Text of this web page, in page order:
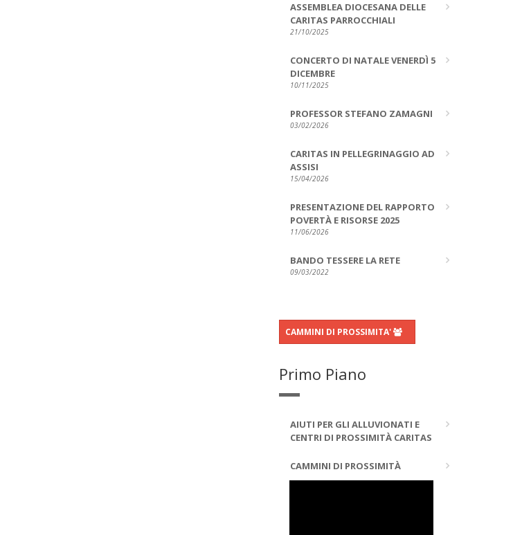
ASSEMBLEA DIOCESANA DELLE
CARITAS PARROCCHIALI
21/10/2025
CONCERTO DI NATALE VENERDÌ 5
DICEMBRE
10/11/2025
PROFESSOR STEFANO ZAMAGNI
03/02/2026
CARITAS IN PELLEGRINAGGIO AD
ASSISI
15/04/2026
PRESENTAZIONE DEL RAPPORTO
POVERTÀ E RISORSE 2025
11/06/2026
BANDO TESSERE LA RETE
09/03/2022
CAMMINI DI PROSSIMITA'
Primo Piano
AIUTI PER GLI ALLUVIONATI E
CENTRI DI PROSSIMITÀ CARITAS
CAMMINI DI PROSSIMITÀ